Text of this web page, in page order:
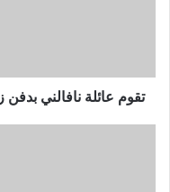
في
السجن
تقوم عائلة نافالني